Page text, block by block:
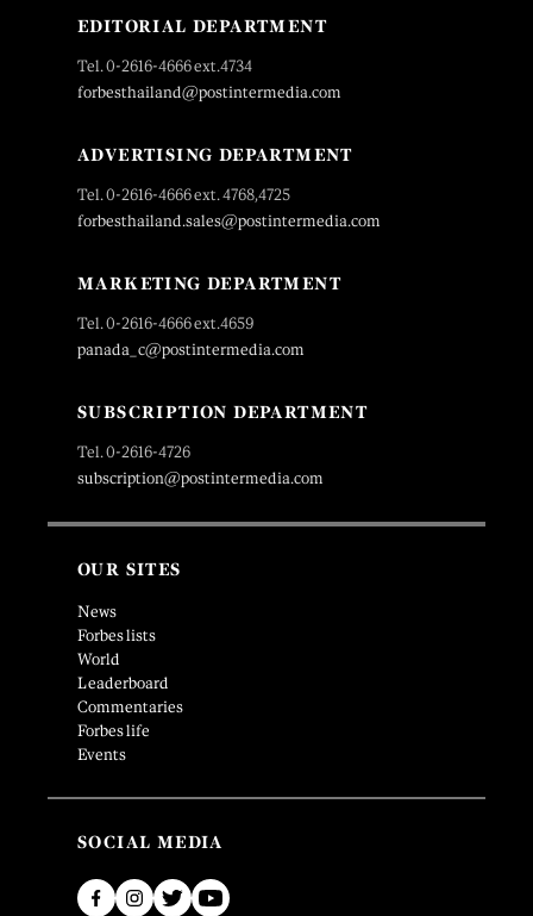
EDITORIAL DEPARTMENT
Tel. 0-2616-4666 ext.4734
forbesthailand@postintermedia.com
ADVERTISING DEPARTMENT
Tel. 0-2616-4666 ext. 4768,4725
forbesthailand.sales@postintermedia.com
MARKETING DEPARTMENT
Tel. 0-2616-4666 ext.4659
panada_c@postintermedia.com
SUBSCRIPTION DEPARTMENT
Tel. 0-2616-4726
subscription@postintermedia.com
OUR SITES
News
Forbes lists
World
Leaderboard
Commentaries
Forbes life
Events
SOCIAL MEDIA